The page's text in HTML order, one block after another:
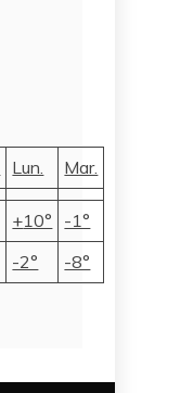
Lun. Mar.
+10°
-1°
-2° -8°